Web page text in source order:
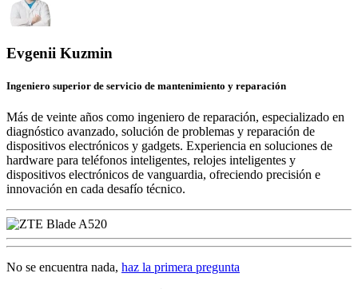
Evgenii Kuzmin
Ingeniero superior de servicio de mantenimiento y reparación
Más de veinte años como ingeniero de reparación, especializado en
diagnóstico avanzado, solución de problemas y reparación de
dispositivos electrónicos y gadgets. Experiencia en soluciones de
hardware para teléfonos inteligentes, relojes inteligentes y
dispositivos electrónicos de vanguardia, ofreciendo precisión e
innovación en cada desafío técnico.
No se encuentra nada, haz la primera pregunta